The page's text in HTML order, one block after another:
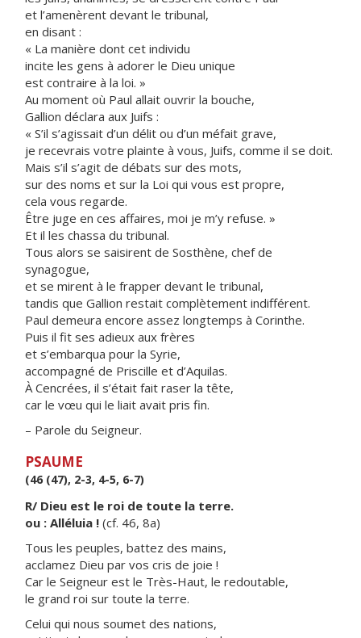
et l’amenèrent devant le tribunal,
en disant :
« La manière dont cet individu
incite les gens à adorer le Dieu unique
est contraire à la loi. »
Au moment où Paul allait ouvrir la bouche,
Gallion déclara aux Juifs :
« S’il s’agissait d’un délit ou d’un méfait grave,
je recevrais votre plainte à vous, Juifs, comme il se doit.
Mais s’il s’agit de débats sur des mots,
sur des noms et sur la Loi qui vous est propre,
cela vous regarde.
Être juge en ces affaires, moi je m’y refuse. »
Et il les chassa du tribunal.
Tous alors se saisirent de Sosthène, chef de
synagogue,
et se mirent à le frapper devant le tribunal,
tandis que Gallion restait complètement indifférent.
Paul demeura encore assez longtemps à Corinthe.
Puis il fit ses adieux aux frères
et s’embarqua pour la Syrie,
accompagné de Priscille et d’Aquilas.
À Cencrées, il s’était fait raser la tête,
car le vœu qui le liait avait pris fin.
– Parole du Seigneur.
PSAUME
(46 (47), 2-3, 4-5, 6-7)
R/ Dieu est le roi de toute la terre.
ou : Alléluia ! (cf. 46, 8a)
Tous les peuples, battez des mains,
acclamez Dieu par vos cris de joie !
Car le Seigneur est le Très-Haut, le redoutable,
le grand roi sur toute la terre.
Celui qui nous soumet des nations,